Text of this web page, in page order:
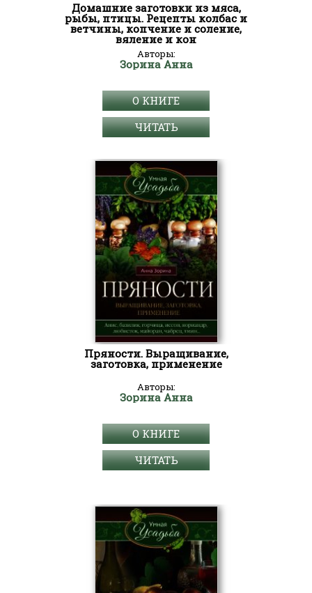
Домашние заготовки из мяса,
рыбы, птицы. Рецепты колбас и
ветчины, копчение и соление,
вяление и кон
Авторы:
Зорина Анна
О КНИГЕ
ЧИТАТЬ
Пряности. Выращивание,
заготовка, применение
Авторы:
Зорина Анна
О КНИГЕ
ЧИТАТЬ